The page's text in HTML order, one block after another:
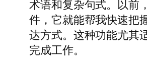
术语和复杂句式。以前
件，它就能帮我快速把
达方式。这种功能尤其
完成工作。